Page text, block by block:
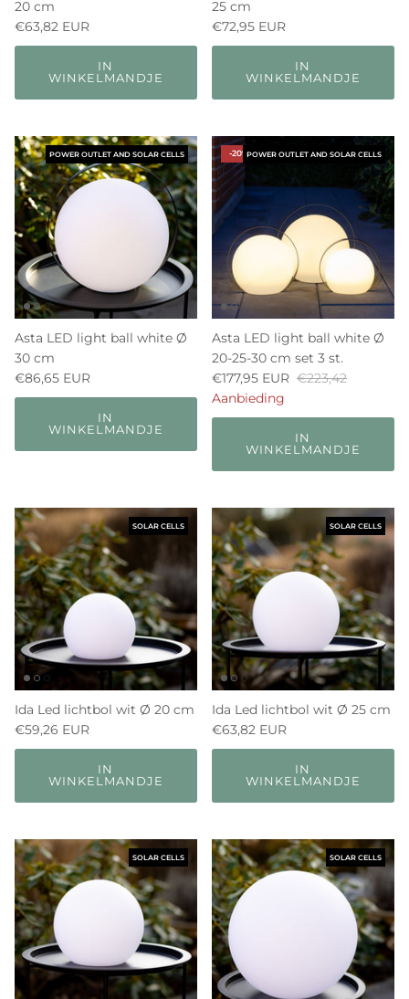
20 cm
€63,82 EUR
IN
WINKELMANDJE
25 cm
€72,95 EUR
IN
WINKELMANDJE
POWER OUTLET AND SOLAR CELLS
Asta LED light ball white Ø
30 cm
€86,65 EUR
IN
WINKELMANDJE
POWER OUTLET AND SOLAR CELLS
-20%
Asta LED light ball white Ø
20-25-30 cm set 3 st.
€177,95 EUR €223,42
Aanbieding
IN
WINKELMANDJE
SOLAR CELLS
Ida Led lichtbol wit Ø 20 cm
€59,26 EUR
IN
WINKELMANDJE
SOLAR CELLS
Ida Led lichtbol wit Ø 25 cm
€63,82 EUR
IN
WINKELMANDJE
SOLAR CELLS SOLAR CELLS